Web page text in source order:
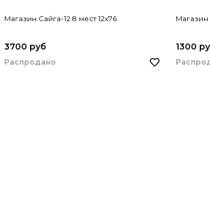
Магазин Сайга-12 8 мест 12х76
3700 руб
Распродано
Магазин
1300